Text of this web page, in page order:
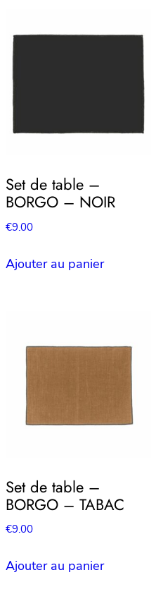
Set de table –
BORGO – NOIR
€9.00
Ajouter au panier
Set de table –
BORGO – TABAC
€9.00
Ajouter au panier